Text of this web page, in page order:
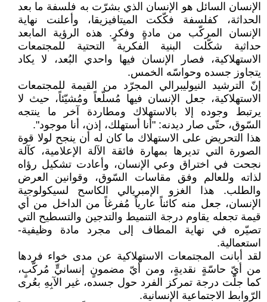
الإنسان السائل هو الإنسان الذي بشرّت به فلسفة ما بعد
الحداثة، كفلسفة فكّكت الميتافيزيقا، وأعلنت نهاية
الإنسان المركّب من مادةٍ وفكرٍ. هذه الرؤية المابعد
حداثية شكّلت البنية الفكرية التحتية للمجتمعات
الاستهلاكية، فصار الإنسان فيها واحدي البُعد، لا يكاد
يتجاوز جسده وحواسّه الخمس.
إنّ الترشيد النيوليبرالي المجرّد من القيمة للمجتمعات
الاستهلاكية، جعل الإنسان فيها مُسلّعاً ومُشيّئاً، حيث لا
يرتبط وجوده إلا بالاستهلاك ومطاردة آخر ما ينتجه
السّوق، حتّى صار ديدنه: "أنا أستهلك، إذن، أنا موجود".
هذا التحريض على الاستهلاك ما كان له أن ينجح لولا قوة
الصورة التي تديرها بمهارة فائقة الآلة الإعلامية، كآلة
نجحت في اختراق وعي الإنسان، وأعادت تشكيل رؤاه
لذاته وللعالم وفق مقاسات السّوق، وقوانين العرض
والطلب. هذا الغزو الإمبريالي الكاسح لسيكولوجية
الإنسان، جعل منه كائناً عارياً مُفرغاً من الداخل من أي
قيمة تجعله يقاوم درجة التنميط والتدجين والتسطيح التي
تصيّره في نهاية المطاف إلى مجرد مادة وظيفية-
استعمالية.
لقد أبانت المجتمعات الاستهلاكية عن مدى خواء فردها
من أيّ حاسّةٍ نقديةٍ، ومن أيّ مضمونٍ إنسانيٍّ مُركّبٍ،
كما جلّت درجة تمركز الفرد حول جسده، غير الآبِهِ بعُرى
الرّوابط الاجتماعية الإنسانية.